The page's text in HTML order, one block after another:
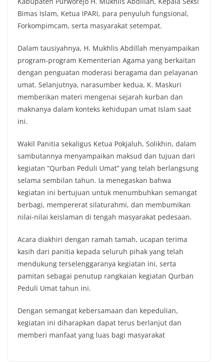
Bimas Islam, Ketua IPARI, para penyuluh fungsional,
Forkompimcam, serta masyarakat setempat.
Dalam tausiyahnya, H. Mukhlis Abdillah menyampaikan
program-program Kementerian Agama yang berkaitan
dengan penguatan moderasi beragama dan pelayanan
umat. Selanjutnya, narasumber kedua, K. Maskuri
memberikan materi mengenai sejarah kurban dan
maknanya dalam konteks kehidupan umat Islam saat
ini.
Wakil Panitia sekaligus Ketua Pokjaluh, Solikhin, dalam
sambutannya menyampaikan maksud dan tujuan dari
kegiatan “Qurban Peduli Umat” yang telah berlangsung
selama sembilan tahun. Ia menegaskan bahwa
kegiatan ini bertujuan untuk menumbuhkan semangat
berbagi, mempererat silaturahmi, dan membumikan
nilai-nilai keislaman di tengah masyarakat pedesaan.
Acara diakhiri dengan ramah tamah, ucapan terima
kasih dari panitia kepada seluruh pihak yang telah
mendukung terselenggaranya kegiatan ini, serta
pamitan sebagai penutup rangkaian kegiatan Qurban
Peduli Umat tahun ini.
Dengan semangat kebersamaan dan kepedulian,
kegiatan ini diharapkan dapat terus berlanjut dan
memberi manfaat yang luas bagi masyarakat